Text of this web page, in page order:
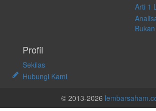
Arti 1
Profil
Sekilas
Hubungi Kami
© 2013-2026